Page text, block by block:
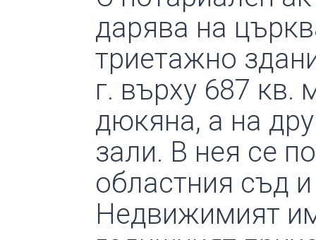
дарява на
триетажно
г. върху 687
дюкяна, а на
зали. В нея се
областния съд
Недвижимият